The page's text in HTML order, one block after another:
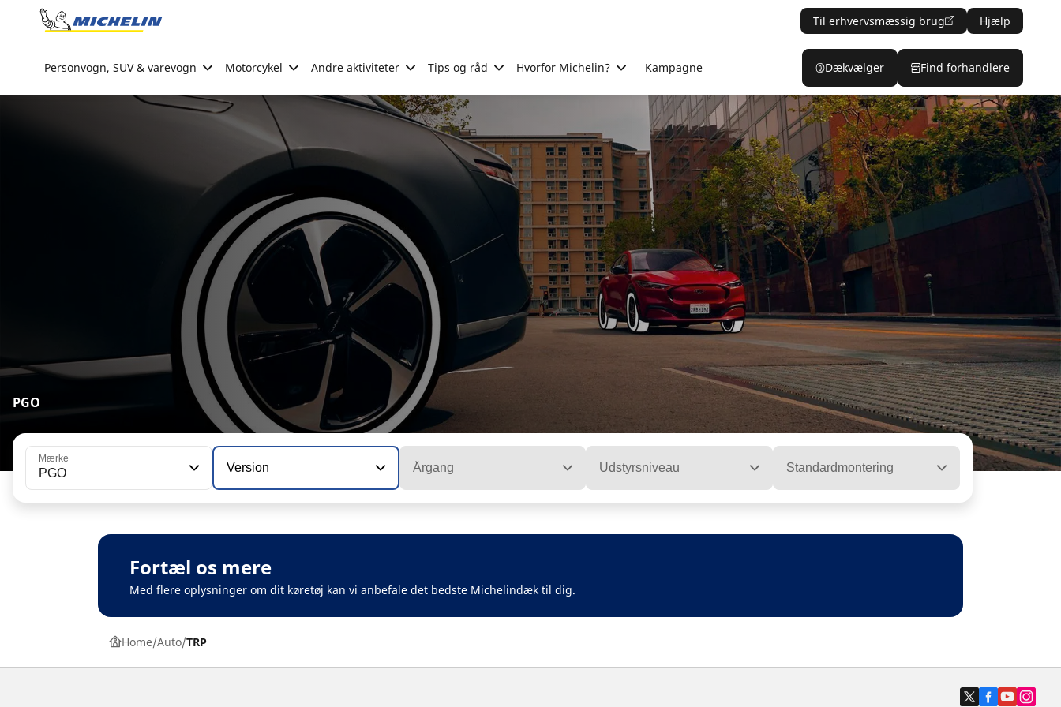
Go to page content
Til erhvervsmæssig brug Hjælp
Personvogn, SUV & varevogn Motorcykel Andre aktiviteter Tips og råd Hvorfor Michelin? Kampagne Dækvælger Find forhandlere
PGO
Mærke
PGO Version Årgang Udstyrsniveau Standardmontering
Fortæl os mere
Med flere oplysninger om dit køretøj kan vi anbefale det bedste Michelindæk til dig.
Home Auto TRP